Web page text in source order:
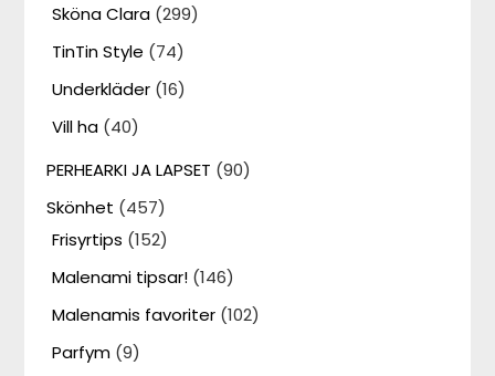
Sköna Clara (299)
TinTin Style (74)
Underkläder (16)
Vill ha (40)
PERHEARKI JA LAPSET (90)
Skönhet (457)
Frisyrtips (152)
Malenami tipsar! (146)
Malenamis favoriter (102)
Parfym (9)